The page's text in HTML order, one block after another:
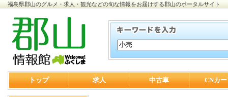
福島県郡山のグルメ・求人・観光などの旬な情報をお届けする郡山のポータルサイト
トップ 求人 中古車 CNカ